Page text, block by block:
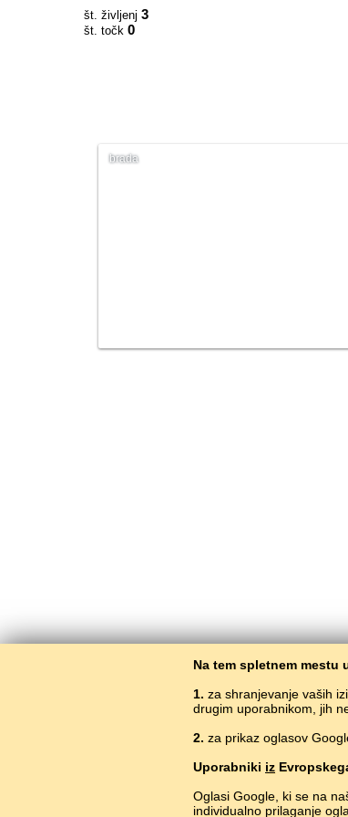
Na tem spletnem mestu
1. za shranjevanje vaših
drugim uporabnikom, jih
2. za prikaz oglasov
Uporabniki iz
Oglasi Google, ki se na
individualno prilaganje
št. življenj 3
št. točk 0
brada